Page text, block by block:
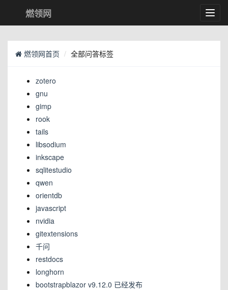
燃领网
燃领网首页 全部问答标签
zotero
gnu
gimp
rook
tails
libsodium
inkscape
sqlitestudio
qwen
orientdb
javascript
nvidia
gitextensions
千问
restdocs
longhorn
bootstrapblazor v9.12.0 已经发布